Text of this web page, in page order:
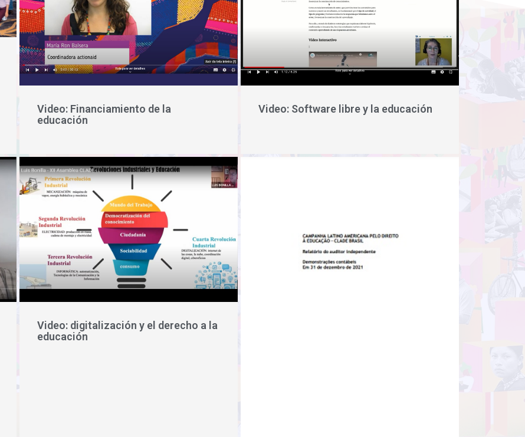
Video: Financiamiento de la
educación
Video: Software libre y la educación
Video: digitalización y el derecho a la
educación